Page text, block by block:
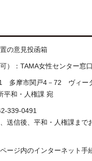
の意見投函箱
）：TAMA女性センター窓口
多摩市関戸4－72 ヴィー
和・人権課 宛
339-0491
送信後、平和・人権課まで
ージ内のインターネット手